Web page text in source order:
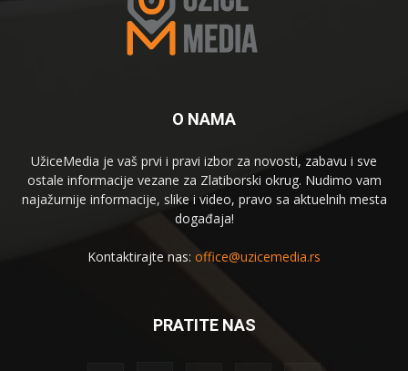
O NAMA
UžiceMedia je vaš prvi i pravi izbor za novosti, zabavu i sve
ostale informacije vezane za Zlatiborski okrug. Nudimo vam
najažurnije informacije, slike i video, pravo sa aktuelnih mesta
događaja!
Kontaktirajte nas: office@uzicemedia.rs
PRATITE NAS